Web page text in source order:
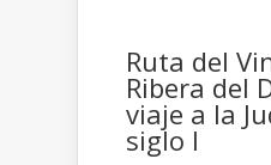
Ruta del
Ribera del
viaje a la
siglo I